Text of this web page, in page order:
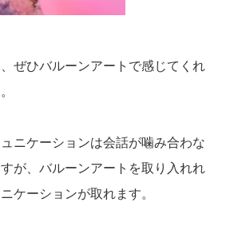
ぜひバルーンアートで感じてくれ
ニケーションは会話が噛み合わな
が、バルーンアートを取り入れれ
ケーションが取れます。